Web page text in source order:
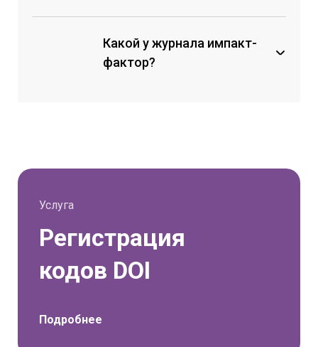
оформлению и структуре
статьи, и авторы не вносят
правки;
Какой у журнала импакт-
фактор?
Услуга
Регистрация
кодов DOI
Подробнее